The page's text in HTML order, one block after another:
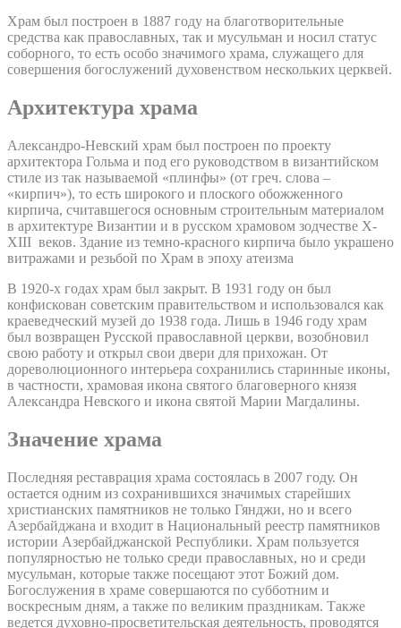
Храм был построен в 1887 году на благотворительные
средства как православных, так и мусульман и носил статус
соборного, то есть особо значимого храма, служащего для
совершения богослужений духовенством нескольких церквей.
Архитектура храма
Александро-Невский храм был построен по проекту
архитектора Гольма и под его руководством в византийском
стиле из так называемой «плинфы» (от греч. слова –
«кирпич»), то есть широкого и плоского обожженного
кирпича, считавшегося основным строительным материалом
в архитектуре Византии и в русском храмовом зодчестве X-
XIII веков. Здание из темно-красного кирпича было украшено
витражами и резьбой по Храм в эпоху атеизма
В 1920-х годах храм был закрыт. В 1931 году он был
конфискован советским правительством и использовался как
краеведческий музей до 1938 года. Лишь в 1946 году храм
был возвращен Русской православной церкви, возобновил
свою работу и открыл свои двери для прихожан. От
дореволюционного интерьера сохранились старинные иконы,
в частности, храмовая икона святого благоверного князя
Александра Невского и икона святой Марии Магдалины.
Значение храма
Последняя реставрация храма состоялась в 2007 году. Он
остается одним из сохранившихся значимых старейших
христианских памятников не только Гянджи, но и всего
Азербайджана и входит в Национальный реестр памятников
истории Азербайджанской Республики. Храм пользуется
популярностью не только среди православных, но и среди
мусульман, которые также посещают этот Божий дом.
Богослужения в храме совершаются по субботним и
воскресным дням, а также по великим праздникам. Также
ведется духовно-просветительская деятельность, проводятся